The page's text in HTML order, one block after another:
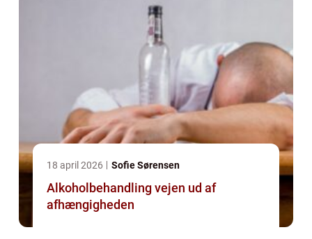
18 april 2026 Sofie Sørensen
Alkoholbehandling vejen ud af
afhængigheden